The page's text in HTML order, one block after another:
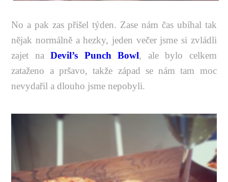
No a pak zas přišel týden. Zase nám čas ubíhal tak
nějak normálně a hezky, jeden večer jsme si zvládli
zajet naDevil’s Punch Bowl, ale bylo celkem
zataženo a pršavo, takže západ se nám tam moc
nevydařil a dlouho jsme nepobyli.